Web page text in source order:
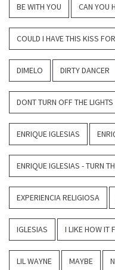
BE WITH YOU CAN YOU
COULD I HAVE THIS KISS
DIMELO DIRTY DANCER
DONT TURN OFF THE LIGHTS
ENRIQUE IGLESIAS
ENRIQUE IGLESIAS - TURN
EXPERIENCIA RELIGIOSA
IGLESIAS I LIKE HOW IT
LIL WAYNE MAYBE